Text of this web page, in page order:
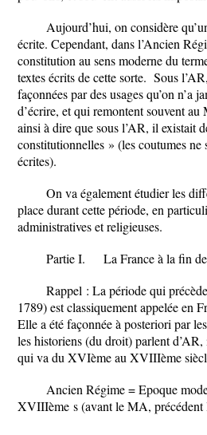
Aujourd’hui, on considère
écrite. Cependant, dans l’Ancien
constitution au sens moderne du
textes écrits de cette sorte. Sous
façonnées par des usages qu’on n’a
d’écrire, et qui remontent souvent au
ainsi à dire que sous l’AR, il existait
constitutionnelles » (les coutumes
écrites).
On va également étudier les
place durant cette période, en
administratives et religieuses.
Partie I.
La France à la fin
Rappel : La période qui
1789) est classiquement appelée en
Elle a été façonnée à posteriori par
les historiens (du droit) parlent
qui va du XVIème au XVIIIème
Ancien Régime = Epoque
XVIIIème s (avant le MA,